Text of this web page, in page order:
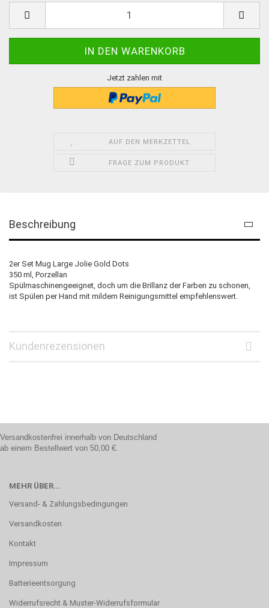
Jetzt zahlen mit
AUF DEN MERKZETTEL
FRAGE ZUM PRODUKT
Beschreibung
2er Set Mug Large Jolie Gold Dots
350 ml, Porzellan
Spülmaschinengeeignet, doch um die Brillanz der Farben zu schonen,
ist Spülen per Hand mit mildem Reinigungsmittel empfehlenswert.
Kundenrezensionen
Versandkostenfrei innerhalb von Deutschland
ab einem Bestellwert von 50,00 €.
MEHR ÜBER...
Versand- & Zahlungsbedingungen
Versandkosten
Kontakt
Impressum
Batterieentsorgung
Widerrufsrecht & Muster-Widerrufsformular